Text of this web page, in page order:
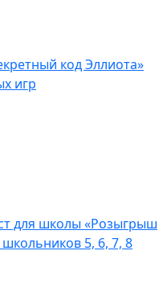
код Эллиота»
игр
для школы «Розыгрыш
5, 6, 7, 8